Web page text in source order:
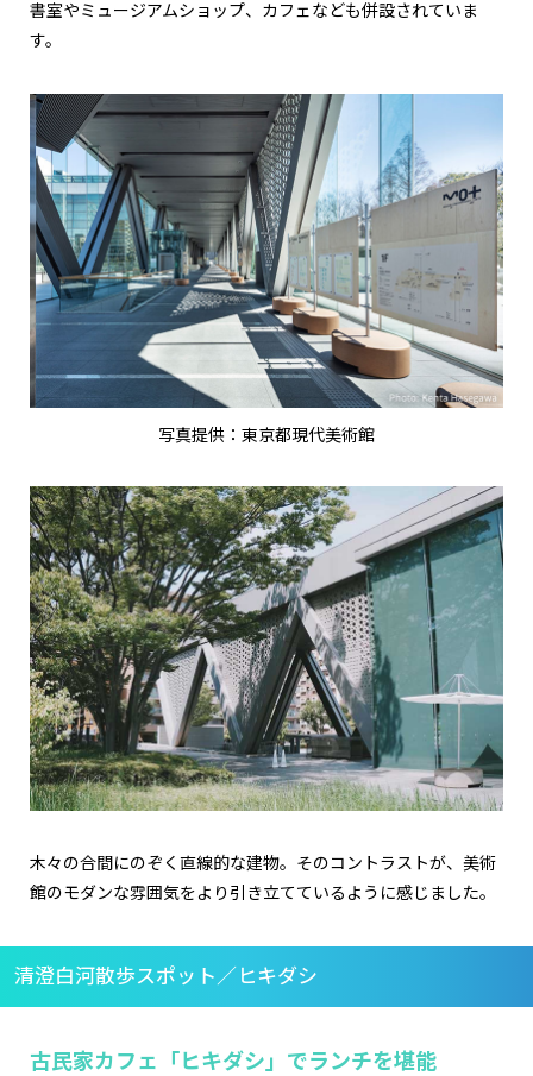
書室やミュージアムショップ、カフェなども併設されていま
す。
写真提供：東京都現代美術館
木々の合間にのぞく直線的な建物。そのコントラストが、美術
館のモダンな雰囲気をより引き立てているように感じました。
清澄白河散歩スポット／ヒキダシ
古民家カフェ「ヒキダシ」でランチを堪能